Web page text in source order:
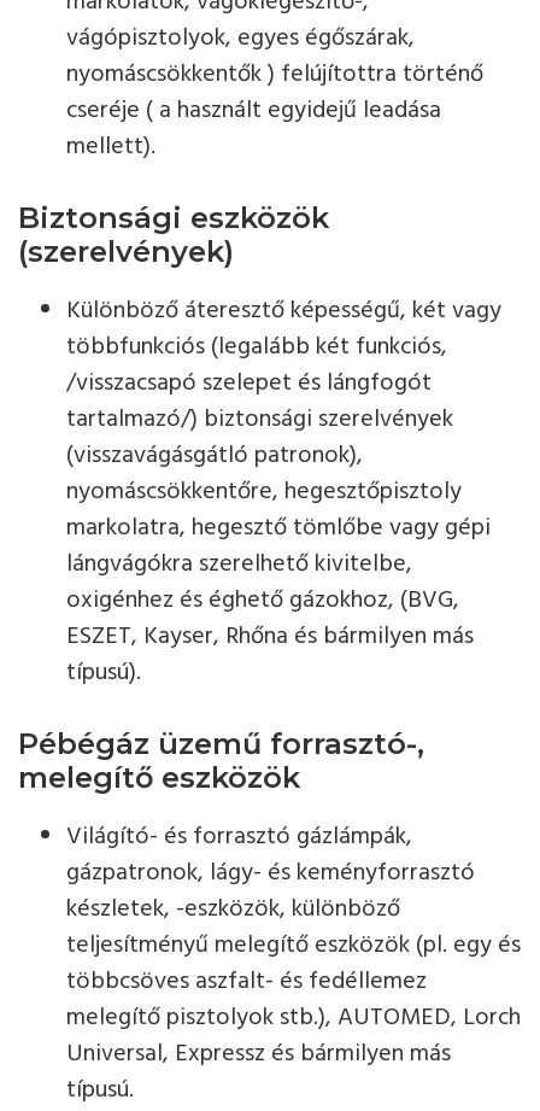
vágópisztolyok, egyes égőszárak,
nyomáscsökkentők ) felújítottra történő
cseréje ( a használt egyidejű leadása
mellett).
Biztonsági eszközök
(szerelvények)
Különböző áteresztő képességű, két vagy
többfunkciós (legalább két funkciós,
/visszacsapó szelepet és lángfogót
tartalmazó/) biztonsági szerelvények
(visszavágásgátló patronok),
nyomáscsökkentőre, hegesztőpisztoly
markolatra, hegesztő tömlőbe vagy gépi
lángvágókra szerelhető kivitelbe,
oxigénhez és éghető gázokhoz, (BVG,
ESZET, Kayser, Rhőna és bármilyen más
típusú).
Pébégáz üzemű forrasztó-,
melegítő eszközök
Világító- és forrasztó gázlámpák,
gázpatronok, lágy- és keményforrasztó
készletek, -eszközök, különböző
teljesítményű melegítő eszközök (pl. egy és
többcsöves aszfalt- és fedéllemez
melegítő pisztolyok stb.), AUTOMED, Lorch
Universal, Expressz és bármilyen más
típusú.